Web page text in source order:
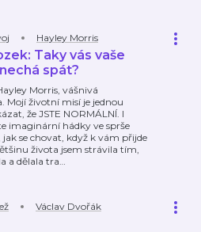
Hayley Morris
Taky vás vaše
spát?
Morris, vášnivá
Mojí životní misí je jednou
že JSTE NORMÁLNÍ. I
imaginární hádky ve sprše
jak se chovat, když k vám přijde
života jsem strávila tím,
a dělala tra…
Václav Dvořák